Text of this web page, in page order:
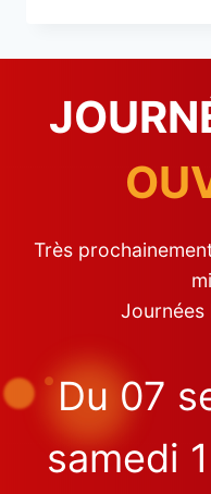
Très
Journées
Du 07
samedi